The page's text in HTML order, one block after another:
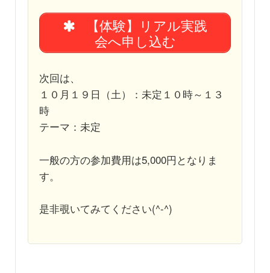
【体験】リアル実践
会へ申し込む
次回は、
１０月１９日（土）：未定１０時～１３
時
テーマ：未定
一般の方の参加費用は5,000円となりま
す。
是非覗いてみてください(^-^)